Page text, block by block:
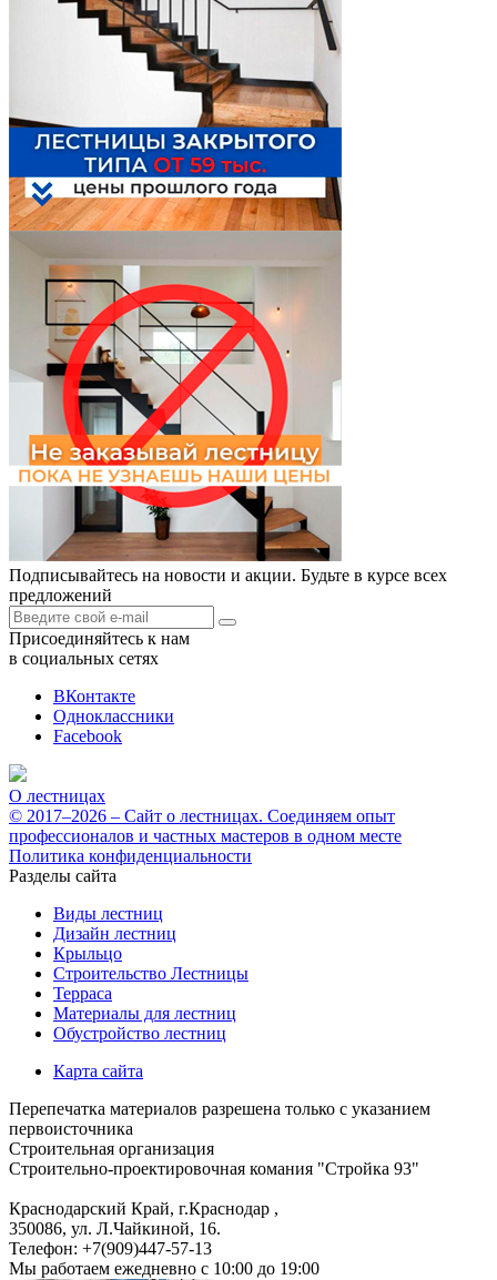
Подписывайтесь на новости и акции. Будьте в курсе всех
предложений
Присоединяйтесь к нам
в социальных сетях
ВКонтакте
Одноклассники
Facebook
О лестницах
© 2017–2026 – Сайт о лестницах. Соединяем опыт
профессионалов и частных мастеров в одном месте
Политика конфиденциальности
Разделы сайта
Виды лестниц
Дизайн лестниц
Крыльцо
Строительство Лестницы
Терраса
Материалы для лестниц
Обустройство лестниц
Карта сайта
Перепечатка материалов разрешена только с указанием
первоисточника
Строительная организация
Строительно-проектировочная комания "Стройка 93"
Краснодарский Край, г.Краснодар ,
350086, ул. Л.Чайкиной, 16.
Телефон: +7(909)447-57-13
Мы работаем ежедневно с 10:00 до 19:00